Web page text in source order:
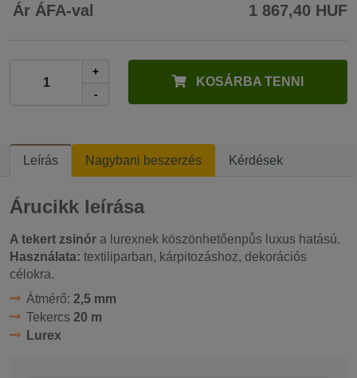
Ár ÁFA-val 1 867,40 HUF
+
-
KOSÁRBA TENNI
Leírás Nagybani beszerzés Kérdések
Árucikk leírása
A tekert zsinór a lurexnek köszönhetőenpůs luxus hatású.
Használata: textiliparban, kárpitozáshoz, dekorációs
célokra.
Átmérő: 2,5 mm
Tekercs 20 m
Lurex